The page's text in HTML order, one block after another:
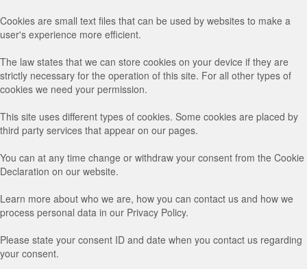
Cookies are small text files that can be used by websites to make a
user's experience more efficient.
The law states that we can store cookies on your device if they are
strictly necessary for the operation of this site. For all other types of
cookies we need your permission.
This site uses different types of cookies. Some cookies are placed by
third party services that appear on our pages.
You can at any time change or withdraw your consent from the Cookie
Declaration on our website.
Learn more about who we are, how you can contact us and how we
process personal data in our Privacy Policy.
Please state your consent ID and date when you contact us regarding
your consent.